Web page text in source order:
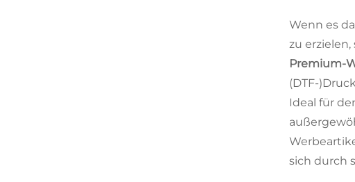
Wenn es
zu
Premium-
(DTF-
Ideal für
sich durch